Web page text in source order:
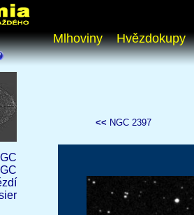
Mlhoviny Hvězdokupy
<< NGC 2397